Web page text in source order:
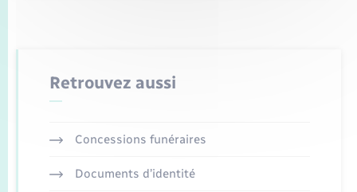
Retrouvez aussi
Concessions funéraires
Documents d’identité